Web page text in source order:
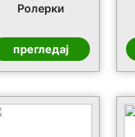
Ролерки
прегледај